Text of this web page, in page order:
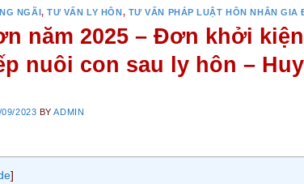
NGÃI,TƯ VẤN LY HÔN, TƯ VẤN PHÁP LUẬT HÔN NHÂN GIA
năm 2025 – Đơn khởi
nuôi con sau ly hôn –
09/2023 BYADMIN
]